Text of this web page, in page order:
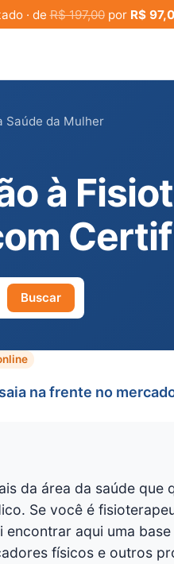
· deR$ 197,00por R$
Saúde da Mulher
à
Buscar
na frente no
da área da saúde que
Se você é
aqui uma
físicos e outros